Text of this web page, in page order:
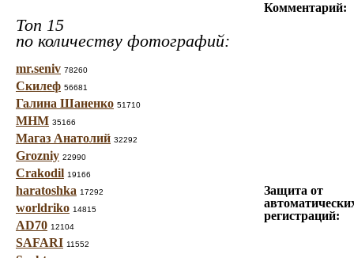
Топ 15
по количеству фотографий:
mr.seniv 78260
Скилеф 56681
Галина Шаненко 51710
МНМ 35166
Магаз Анатолий 32292
Grozniy 22990
Crakodil 19166
haratoshka 17292
worldriko 14815
AD70 12104
SAFARI 11552
Комментарий:
Защита от
регистраций: